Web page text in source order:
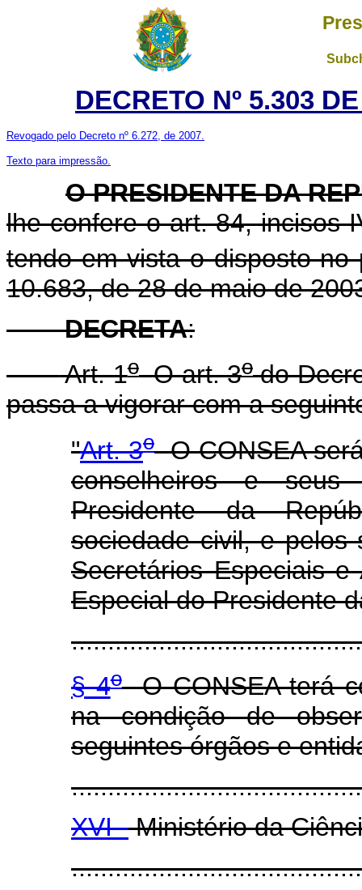
DECRETO Nº 5.303
Revogado pelo Decreto nº 6.272, de 2007.
Texto para impressão.
O PRESIDENTE DA
lhe confere o art. 84, incisos
tendo em vista o disposto
10.683, de 28 de maio de
DECRETA:
Art. 1oO art. 3odo
passa a vigorar com a
"Art. 3oO CONSEA
conselheiros e seus
Presidente da
sociedade civil, e pelos
Secretários Especiais e
Especial do Presidente
§ 4oO CONSEA terá
na condição de
seguintes órgãos e
XVI -Ministério da